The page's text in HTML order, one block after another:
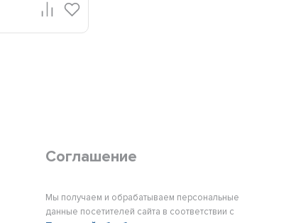
Соглашение
Мы получаем и обрабатываем персональные
данные посетителей сайта в соответствии с